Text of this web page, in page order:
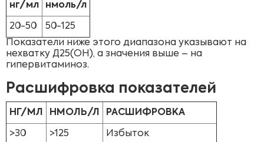
нг/мл нмоль/л
20-50
50-125
Показатели ниже этого диапазона указывают на
нехватку Д25(OH), а значения выше – на
гипервитаминоз.
Расшифровка показателей
НГ/МЛ НМОЛЬ/Л РАСШИФРОВКА
>30 >125 Избыток